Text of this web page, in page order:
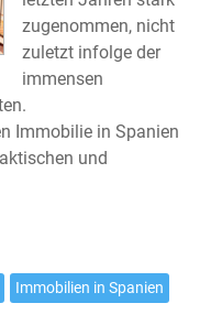
zugenommen, nicht
zuletzt infolge der
immensen
Immobilie in Spanien
und
Immobilien in Spanien